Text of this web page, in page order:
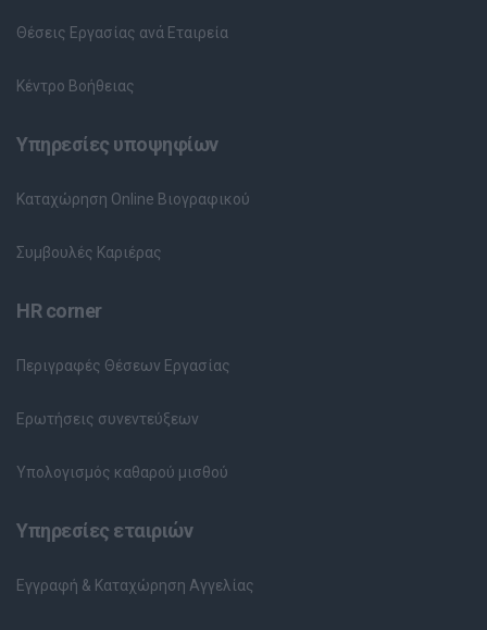
Θέσεις Εργασίας ανά Εταιρεία
Κέντρο Βοήθειας
Υπηρεσίες υποψηφίων
Καταχώρηση Online Βιογραφικού
Συμβουλές Καριέρας
HR corner
Περιγραφές Θέσεων Εργασίας
Ερωτήσεις συνεντεύξεων
Υπολογισμός καθαρού μισθού
Υπηρεσίες εταιριών
Εγγραφή & Καταχώρηση Αγγελίας